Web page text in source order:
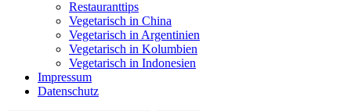
Restauranttips
Vegetarisch in China
Vegetarisch in Argentinien
Vegetarisch in Kolumbien
Vegetarisch in Indonesien
Impressum
Datenschutz